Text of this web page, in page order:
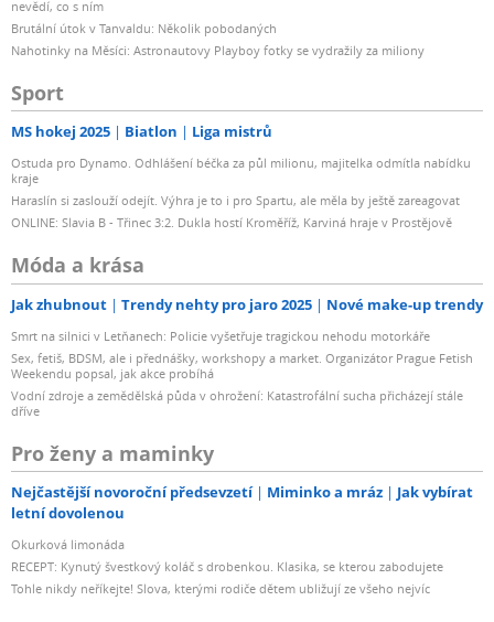
nevědí, co s ním
Brutální útok v Tanvaldu: Několik pobodaných
Nahotinky na Měsíci: Astronautovy Playboy fotky se vydražily za miliony
Sport
MS hokej 2025 Biatlon Liga mistrů
Ostuda pro Dynamo. Odhlášení béčka za půl milionu, majitelka odmítla nabídku
kraje
Haraslín si zaslouží odejít. Výhra je to i pro Spartu, ale měla by ještě zareagovat
ONLINE: Slavia B - Třinec 3:2. Dukla hostí Kroměříž, Karviná hraje v Prostějově
Móda a krása
Jak zhubnout Trendy nehty pro jaro 2025 Nové make-up trendy
Smrt na silnici v Letňanech: Policie vyšetřuje tragickou nehodu motorkáře
Sex, fetiš, BDSM, ale i přednášky, workshopy a market. Organizátor Prague Fetish
Weekendu popsal, jak akce probíhá
Vodní zdroje a zemědělská půda v ohrožení: Katastrofální sucha přicházejí stále
dříve
Pro ženy a maminky
Nejčastější novoroční předsevzetí Miminko a mráz
Jak vybírat
letní dovolenou
Okurková limonáda
RECEPT: Kynutý švestkový koláč s drobenkou. Klasika, se kterou zabodujete
Tohle nikdy neříkejte! Slova, kterými rodiče dětem ubližují ze všeho nejvíc